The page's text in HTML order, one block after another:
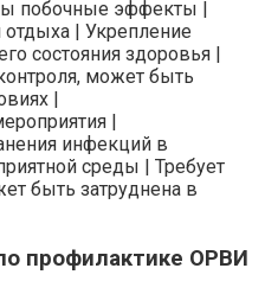
побочные эффекты |
| Укрепление
состояния здоровья |
может быть
|
|
инфекций в
среды | Требует
быть затруднена в
профилактике ОРВИ